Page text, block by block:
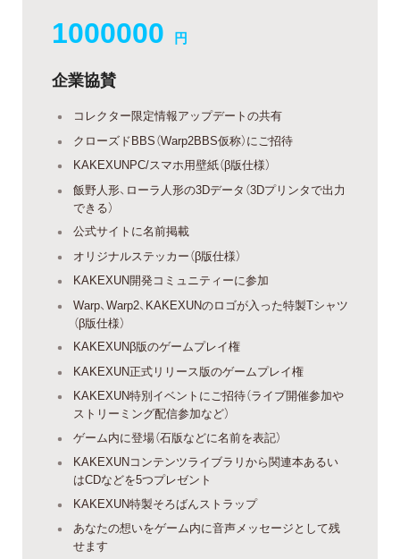
1000000 円
企業協賛
コレクター限定情報アップデートの共有
クローズドBBS（Warp2BBS仮称）にご招待
KAKEXUNPC/スマホ用壁紙（β版仕様）
飯野人形、ローラ人形の3Dデータ（3Dプリンタで出力
できる）
公式サイトに名前掲載
オリジナルステッカー（β版仕様）
KAKEXUN開発コミュニティーに参加
Warp、Warp2、KAKEXUNのロゴが入った特製Tシャツ
（β版仕様）
KAKEXUNβ版のゲームプレイ権
KAKEXUN正式リリース版のゲームプレイ権
KAKEXUN特別イベントにご招待（ライブ開催参加や
ストリーミング配信参加など）
ゲーム内に登場（石版などに名前を表記）
KAKEXUNコンテンツライブラリから関連本あるい
はCDなどを5つプレゼント
KAKEXUN特製そろばんストラップ
あなたの想いをゲーム内に音声メッセージとして残
せます